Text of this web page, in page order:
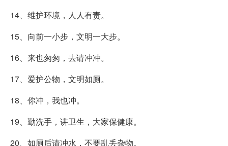
14、维护环境，人人有责。
15、向前一小步，文明一大步。
16、来也匆匆，去请冲冲。
17、爱护公物，文明如厕。
18、你冲，我也冲。
19、勤洗手，讲卫生，大家保健康。
20、如厕后请冲水，不要乱丢杂物。